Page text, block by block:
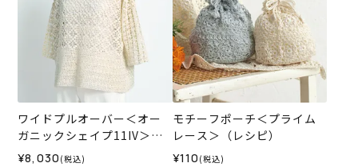
ワイドプルオーバー＜オー
ガニックシェイプ11IV＞
（編み物 材料セット）
¥8,030 (税込)
モチーフポーチ＜プライム
レース＞（レシピ）
¥110 (税込)